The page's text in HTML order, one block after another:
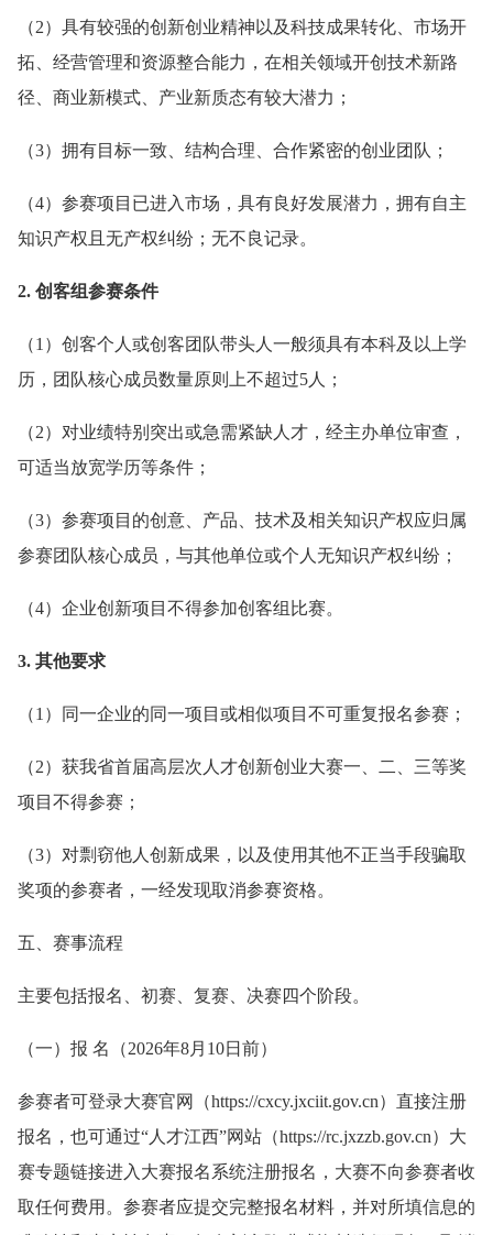
（2）具有较强的创新创业精神以及科技成果转化、市场开
拓、经营管理和资源整合能力，在相关领域开创技术新路
径、商业新模式、产业新质态有较大潜力；
（3）拥有目标一致、结构合理、合作紧密的创业团队；
（4）参赛项目已进入市场，具有良好发展潜力，拥有自主
知识产权且无产权纠纷；无不良记录。
2. 创客组参赛条件
（1）创客个人或创客团队带头人一般须具有本科及以上学
历，团队核心成员数量原则上不超过5人；
（2）对业绩特别突出或急需紧缺人才，经主办单位审查，
可适当放宽学历等条件；
（3）参赛项目的创意、产品、技术及相关知识产权应归属
参赛团队核心成员，与其他单位或个人无知识产权纠纷；
（4）企业创新项目不得参加创客组比赛。
3. 其他要求
（1）同一企业的同一项目或相似项目不可重复报名参赛；
（2）获我省首届高层次人才创新创业大赛一、二、三等奖
项目不得参赛；
（3）对剽窃他人创新成果，以及使用其他不正当手段骗取
奖项的参赛者，一经发现取消参赛资格。
五、赛事流程
主要包括报名、初赛、复赛、决赛四个阶段。
（一）报 名（2026年8月10日前）
参赛者可登录大赛官网（https://cxcy.jxciit.gov.cn）直接注册
报名，也可通过“人才江西”网站（https://rc.jxzzb.gov.cn）大
赛专题链接进入大赛报名系统注册报名，大赛不向参赛者收
取任何费用。参赛者应提交完整报名材料，并对所填信息的